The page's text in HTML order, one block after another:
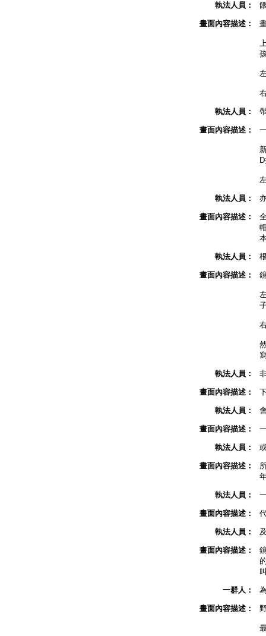
執法人員：
畫面內容描述：
執法人員：
畫面內容描述：
執法人員：
畫面內容描述：
執法人員：
畫面內容描述：
執法人員：
畫面內容描述：
執法人員：
畫面內容描述：
執法人員：
畫面內容描述：
執法人員：
畫面內容描述：
執法人員：
畫面內容描述：
一群人：
畫面內容描述：